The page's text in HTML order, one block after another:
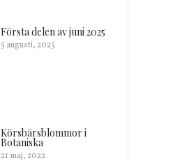
Första delen av juni 2025
5 augusti, 2025
Körsbärsblommor i
Botaniska
21 maj, 2022